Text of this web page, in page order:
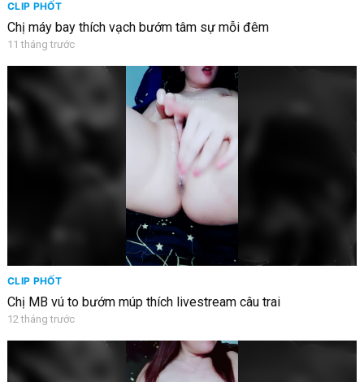
CLIP PHỐT
Chị máy bay thích vạch bướm tâm sự mỗi đêm
11 tháng trước
CLIP PHỐT
Chị MB vú to bướm múp thích livestream câu trai
12 tháng trước